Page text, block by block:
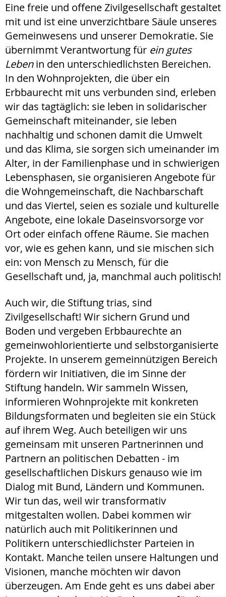
Eine freie und offene Zivilgesellschaft gestaltet
mit und ist eine unverzichtbare Säule unseres
Gemeinwesens und unserer Demokratie. Sie
übernimmt Verantwortung für ein gutes
Lebenin den unterschiedlichsten Bereichen.
In den Wohnprojekten, die über ein
Erbbaurecht mit uns verbunden sind, erleben
wir das tagtäglich: sie leben in solidarischer
Gemeinschaft miteinander, sie leben
nachhaltig und schonen damit die Umwelt
und das Klima, sie sorgen sich umeinander im
Alter, in der Familienphase und in schwierigen
Lebensphasen, sie organisieren Angebote für
die Wohngemeinschaft, die Nachbarschaft
und das Viertel, seien es soziale und kulturelle
Angebote, eine lokale Daseinsvorsorge vor
Ort oder einfach offene Räume. Sie machen
vor, wie es gehen kann, und sie mischen sich
ein: von Mensch zu Mensch, für die
Gesellschaft und, ja, manchmal auch politisch!
Auch wir, die Stiftung trias, sind
Zivilgesellschaft! Wir sichern Grund und
Boden und vergeben Erbbaurechte an
gemeinwohlorientierte und selbstorganisierte
Projekte. In unserem gemeinnützigen Bereich
fördern wir Initiativen, die im Sinne der
Stiftung handeln. Wir sammeln Wissen,
informieren Wohnprojekte mit konkreten
Bildungsformaten und begleiten sie ein Stück
auf ihrem Weg. Auch beteiligen wir uns
gemeinsam mit unseren Partnerinnen und
Partnern an politischen Debatten - im
gesellschaftlichen Diskurs genauso wie im
Dialog mit Bund, Ländern und Kommunen.
Wir tun das, weil wir transformativ
mitgestalten wollen. Dabei kommen wir
natürlich auch mit Politikerinnen und
Politikern unterschiedlichster Parteien in
Kontakt. Manche teilen unsere Haltungen und
Visionen, manche möchten wir davon
überzeugen. Am Ende geht es uns dabei aber